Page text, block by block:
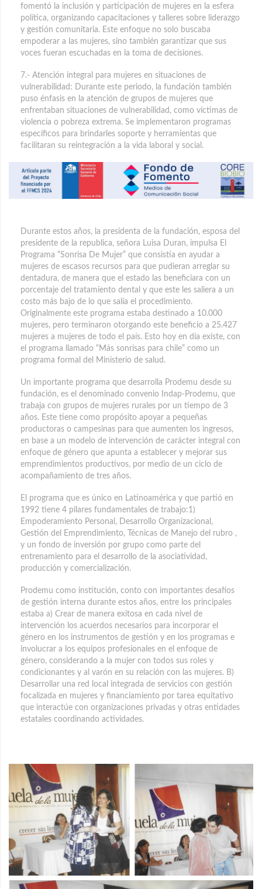
fomentó la inclusión y participación de mujeres en la esfera
política, organizando capacitaciones y talleres sobre liderazgo
y gestión comunitaria. Este enfoque no solo buscaba
empoderar a las mujeres, sino también garantizar que sus
voces fueran escuchadas en la toma de decisiones.
7.- Atención integral para mujeres en situaciones de
vulnerabilidad: Durante este periodo, la fundación también
puso énfasis en la atención de grupos de mujeres que
enfrentaban situaciones de vulnerabilidad, como víctimas de
violencia o pobreza extrema. Se implementaron programas
específicos para brindarles soporte y herramientas que
facilitaran su reintegración a la vida laboral y social.
Durante estos años, la presidenta de la fundación, esposa del
presidente de la republica, señora Luisa Duran, impulsa El
Programa “Sonrisa De Mujer” que consistía en ayudar a
mujeres de escasos recursos para que pudieran arreglar su
dentadura, de manera que el estado las beneficiara con un
porcentaje del tratamiento dental y que este les saliera a un
costo más bajo de lo que salía el procedimiento.
Originalmente este programa estaba destinado a 10.000
mujeres, pero terminaron otorgando este beneficio a 25.427
mujeres a mujeres de todo el país. Esto hoy en día existe, con
el programa llamado “Más sonrisas para chile” como un
programa formal del Ministerio de salud.
Un importante programa que desarrolla Prodemu desde su
fundación, es el denominado convenio Indap-Prodemu, que
trabaja con grupos de mujeres rurales por un tiempo de 3
años. Este tiene como propósito apoyar a pequeñas
productoras o campesinas para que aumenten los ingresos,
en base a un modelo de intervención de carácter integral con
enfoque de género que apunta a establecer y mejorar sus
emprendimientos productivos, por medio de un ciclo de
acompañamiento de tres años.
El programa que es único en Latinoamérica y que partió en
1992 tiene 4 pilares fundamentales de trabajo:1)
Empoderamiento Personal, Desarrollo Organizacional,
Gestión del Emprendimiento, Técnicas de Manejo del rubro ,
y un fondo de inversión por grupo como parte del
entrenamiento para el desarrollo de la asociatividad,
producción y comercialización.
Prodemu como institución, conto con importantes desafíos
de gestión interna durante estos años, entre los principales
estaba a) Crear de manera exitosa en cada nivel de
intervención los acuerdos necesarios para incorporar el
género en los instrumentos de gestión y en los programas e
involucrar a los equipos profesionales en el enfoque de
género, considerando a la mujer con todos sus roles y
condicionantes y al varón en su relación con las mujeres. B)
Desarrollar una red local integrada de servicios con gestión
focalizada en mujeres y financiamiento por tarea equitativo
que interactúe con organizaciones privadas y otras entidades
estatales coordinando actividades.